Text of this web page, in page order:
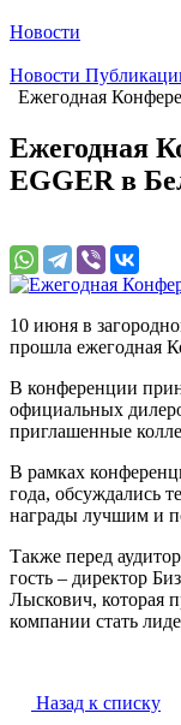
Новости
Новости
Ежегодная
Ежегодная
EGGER в
10 июня в
прошла ежегодная
В конференции
официальных
приглашенные
В рамках
года, обсуждались
награды лучшим и
Также перед
гость – директор
Лыскович, которая
компании стать
Назад к списку